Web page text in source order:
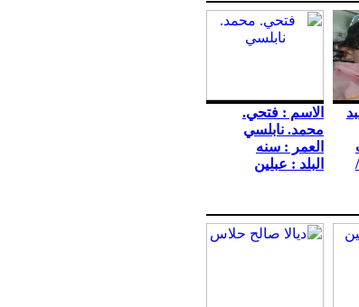
الاسم : فتحي.
محمد. نابلسي
العمر : سنه
البلد : عبلين